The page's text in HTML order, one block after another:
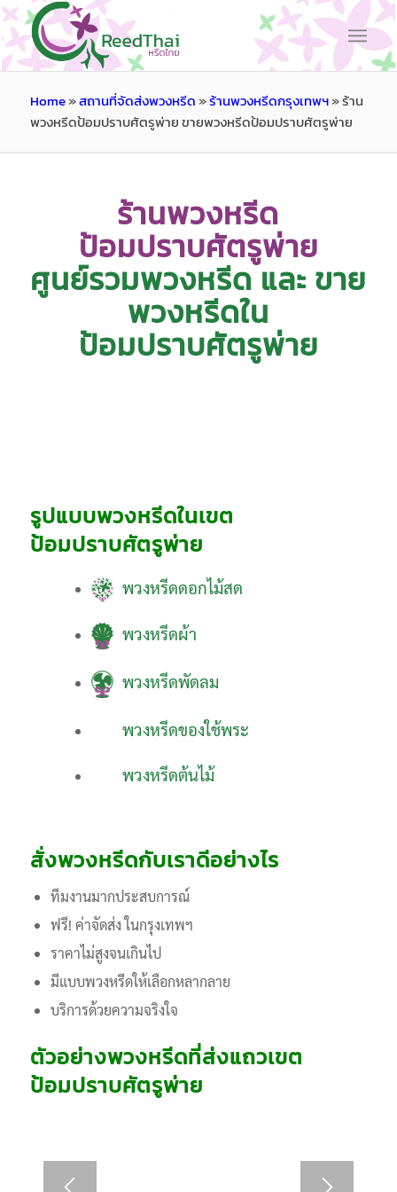
Home»สถานที่จัดส่งพวงหรีด»ร้านพวงหรีดกรุงเทพฯ»ร้าน
พวงหรีดป้อมปราบศัตรูพ่าย ขายพวงหรีดป้อมปราบศัตรูพ่าย
ร้านพวงหรีด
ป้อมปราบศัตรูพ่าย
ศูนย์รวมพวงหรีด และ ขาย
พวงหรีดใน
ป้อมปราบศัตรูพ่าย
รูปแบบพวงหรีดในเขต
ป้อมปราบศัตรูพ่าย
พวงหรีดดอกไม้สด
พวงหรีดผ้า
พวงหรีดพัดลม
พวงหรีดของใช้พระ
พวงหรีดต้นไม้
สั่งพวงหรีดกับเราดีอย่างไร
ทีมงานมากประสบการณ์
ฟรี! ค่าจัดส่ง ในกรุงเทพฯ
ราคาไม่สูงจนเกินไป
มีแบบพวงหรีดให้เลือกหลากลาย
บริการด้วยความจริงใจ
ตัวอย่างพวงหรีดที่ส่งแถวเขต
ป้อมปราบศัตรูพ่าย